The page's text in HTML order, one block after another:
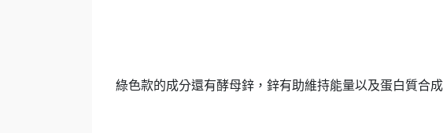
綠色款的成分還有酵母鋅，鋅有助維持能量以及蛋白質合成